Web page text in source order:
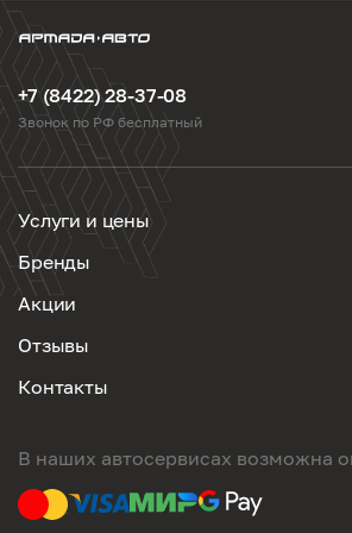
+7 (8422) 28-37-08
Звонок по РФ бесплатный
Услуги и цены
Бренды
Акции
Отзывы
Контакты
В наших автосервисах возможна